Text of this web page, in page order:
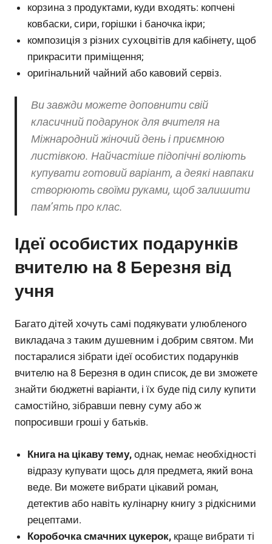
корзина з продуктами, куди входять: копчені
ковбаски, сири, горішки і баночка ікри;
композиція з різних сухоцвітів для кабінету, щоб
прикрасити приміщення;
оригінальний чайний або кавовий сервіз.
Ви завжди можете доповнити свій
класичний подарунок для вчителя на
Міжнародний жіночий день і приємною
листівкою. Найчастіше підопічні воліють
купувати готовий варіант, а деякі навпаки
створюють своїми руками, щоб залишити
пам’ять про клас.
Ідеї ​​особистих подарунків
вчителю на 8 Березня від
учня
Багато дітей хочуть самі подякувати улюбленого
викладача з таким душевним і добрим святом. Ми
постаралися зібрати ідеї особистих подарунків
вчителю на 8 Березня в один список, де ви зможете
знайти бюджетні варіанти, і їх буде під силу купити
самостійно, зібравши певну суму або ж
попросивши гроші у батьків.
Книга на цікаву тему, однак, немає необхідності
відразу купувати щось для предмета, який вона
веде. Ви можете вибрати цікавий роман,
детектив або навіть кулінарну книгу з рідкісними
рецептами.
Коробочка смачних цукерок, краще вибрати ті